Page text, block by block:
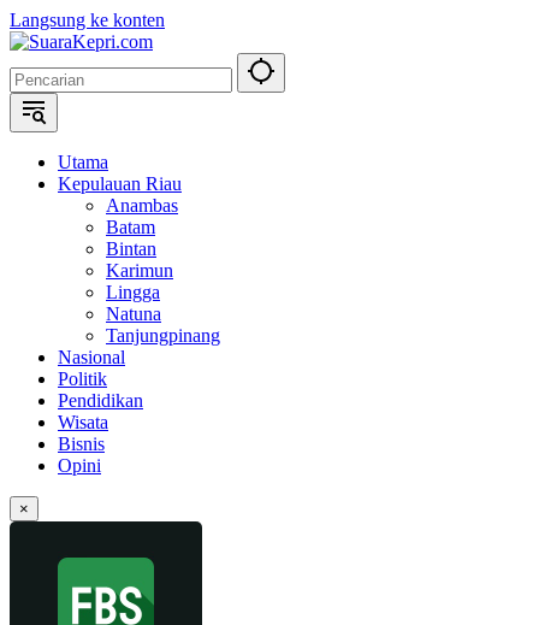
Langsung ke konten
Utama
Kepulauan Riau
Anambas
Batam
Bintan
Karimun
Lingga
Natuna
Tanjungpinang
Nasional
Politik
Pendidikan
Wisata
Bisnis
Opini
×